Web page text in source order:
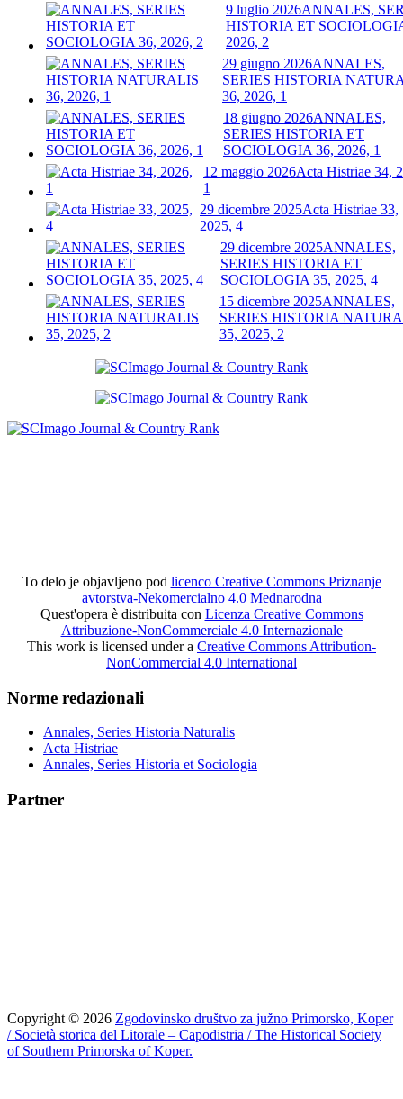
9 luglio 2026ANNALES,
HISTORIA ET
2026, 2
29 giugno 2026ANNALES,
SERIES HISTORIA
36, 2026, 1
18 giugno 2026ANNALES,
SERIES HISTORIA ET
SOCIOLOGIA 36, 2026, 1
12 maggio 2026Acta Histriae 34,
1
29 dicembre 2025Acta Histriae 33,
2025, 4
29 dicembre 2025ANNALES,
SERIES HISTORIA ET
SOCIOLOGIA 35, 2025, 4
15 dicembre 2025ANNALES,
SERIES HISTORIA
35, 2025, 2
To delo je objavljeno pod licenco Creative Commons Priznanje
avtorstva-Nekomercialno 4.0 Mednarodna
Quest'opera è distribuita con Licenza Creative Commons
Attribuzione-NonCommerciale 4.0 Internazionale
This work is licensed under a Creative Commons Attribution-
NonCommercial 4.0 International
Norme redazionali
Annales, Series Historia Naturalis
Acta Histriae
Annales, Series Historia et Sociologia
Partner
Copyright © 2026 Zgodovinsko društvo za južno Primorsko, Koper
/ Società storica del Litorale – Capodistria / The Historical Society
of Southern Primorska of Koper.